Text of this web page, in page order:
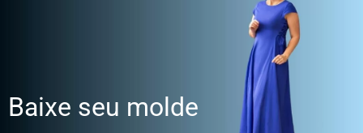
Baixe seu molde